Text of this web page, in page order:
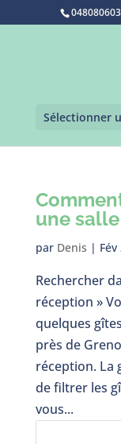
Sélectionner
une
par Denis |
Rechercher
réception »
quelques
près de
réception. La
de filtrer les
vous...